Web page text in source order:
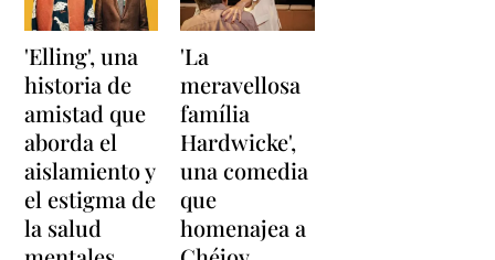
'Elling', una
historia de
amistad que
aborda el
aislamiento y
el estigma de
la salud
'La
meravellosa
família
Hardwicke',
una comedia
que
homenajea a